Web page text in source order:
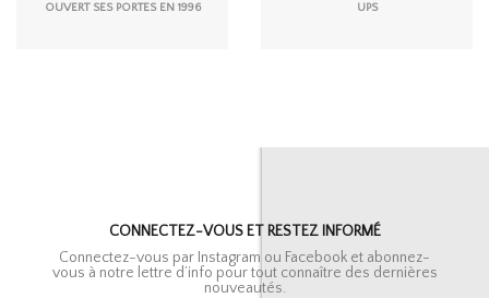
OUVERT SES PORTES EN 1996
UPS
CONNECTEZ-VOUS ET RESTEZ INFORMÉ
Connectez-vous par Instagram ou Facebook et abonnez-
vous à notre lettre d’info pour tout connaître des dernières
nouveautés.